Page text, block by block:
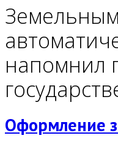
напомнил
Оформление